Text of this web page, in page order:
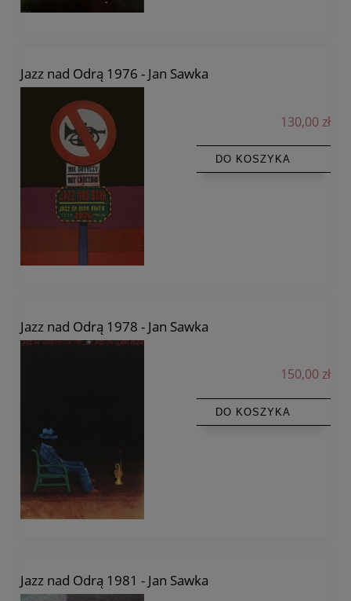
Jazz nad Odrą 1976 - Jan Sawka
130,00 zł
DO KOSZYKA
Jazz nad Odrą 1978 - Jan Sawka
150,00 zł
DO KOSZYKA
Jazz nad Odrą 1981 - Jan Sawka